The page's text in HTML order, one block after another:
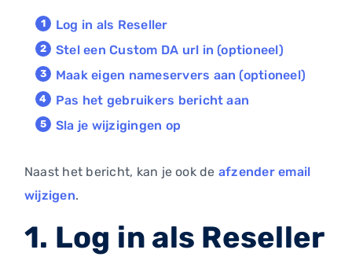
Log in als Reseller
Stel een Custom DA url in (optioneel)
Maak eigen nameservers aan (optioneel)
Pas het gebruikers bericht aan
Sla je wijzigingen op
Naast het bericht, kan je ook de afzender email
wijzigen.
1. Log in als Reseller